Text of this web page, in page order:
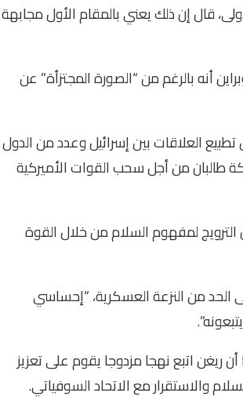
قال إن ذلك يعني بالمقام الأول مجابهة
أنه بالرغم من “الصورة المجتزأة” عن
العلاقات بين إسرائيل وعدد من الدول
طالبان من أجل سحب القوات الأميركية
الترويج لمفهوم السلام من خلال القوة
من النزعة العسكرية، “إحساسي
ريغن اتبع نهجا مزدوجا يقوم على تعزيز
والاستقرار مع الاتحاد السوفياتي.